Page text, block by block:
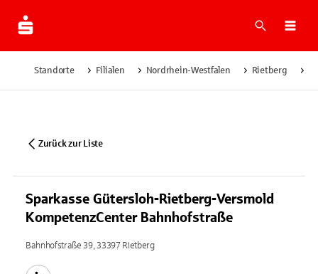
Suche
Standorte Filialen Nordrhein-Westfalen Rietberg
Zurück zur Liste
Sparkasse Gütersloh-Rietberg-Versmold
KompetenzCenter Bahnhofstraße
Bahnhofstraße 39, 33397 Rietberg